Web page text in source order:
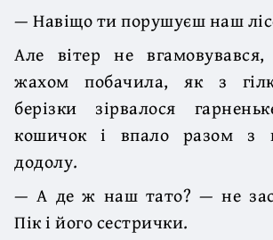
— Навіщо ти порушуєш наш
Але вітер не
жахом побачила, як з
берізки зірвалося
кошичок і впало разом з
додолу.
— А де ж наш тато? — не
Пік і його сестрички.